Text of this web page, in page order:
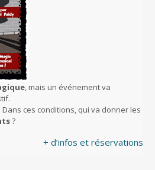
, mais un événement va
ces conditions, qui va donner les
?
+ d’infos et réservations